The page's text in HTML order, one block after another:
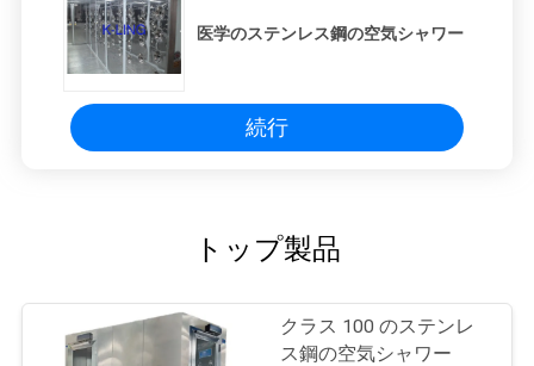
医学のステンレス鋼の空気シャワー
続行
トップ製品
クラス 100 のステンレ
ス鋼の空気シャワー